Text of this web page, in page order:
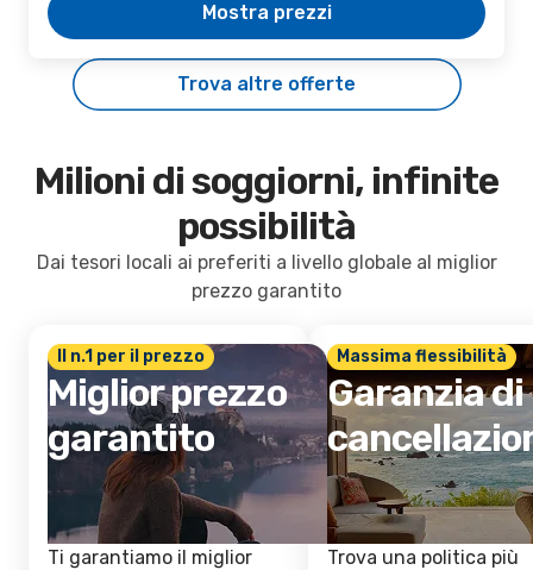
Mostra prezzi
Trova altre offerte
Milioni di soggiorni, infinite
possibilità
Dai tesori locali ai preferiti a livello globale al miglior
prezzo garantito
Il n.1 per il prezzo
Miglior prezzo
garantito
Ti garantiamo il miglior
Massima flessibilità
Garanzia di
Trova una politica più